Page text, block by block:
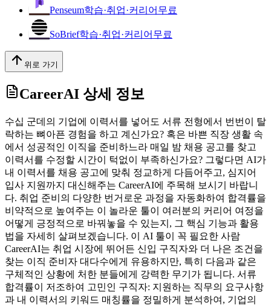
Penseum학습·취업·커리어 무료
SoBrief학습·취업·커리어 무료
위로 가기
CareerAI 상세 정보
수십 군데의 기업에 이력서를 넣어도 서류 전형에서 번번이 탈
락하는 뼈아픈 경험을 하고 계신가요? 혹은 바쁜 직장 생활 속
에서 성공적인 이직을 준비하느라 매일 밤 채용 공고를 찾고
이력서를 수정할 시간이 턱없이 부족하신가요? 그렇다면 AI가
내 이력서를 채용 공고에 맞춰 정교하게 다듬어주고, 심지어
입사 지원까지 대신해주는 CareerAI에 주목해 보시기 바랍니
다. 취업 준비의 다양한 번거로운 과정을 자동화하여 합격률을
비약적으로 높여주는 이 놀라운 툴이 여러분의 커리어 여정을
어떻게 긍정적으로 바꿔놓을 수 있는지, 그 핵심 기능과 활용
법을 자세히 살펴보겠습니다. 이 AI 툴이 꼭 필요한 사람
CareerAI는 취업 시장에 뛰어든 신입 구직자와 더 나은 조건을
찾는 이직 준비자 대다수에게 유용하지만, 특히 다음과 같은
구체적인 상황에 처한 분들에게 강력한 무기가 됩니다. 서류
합격률이 저조하여 고민인 구직자: 지원하는 직무의 요구사항
과 내 이력서의 키워드 매칭률을 정밀하게 분석하여, 기업의